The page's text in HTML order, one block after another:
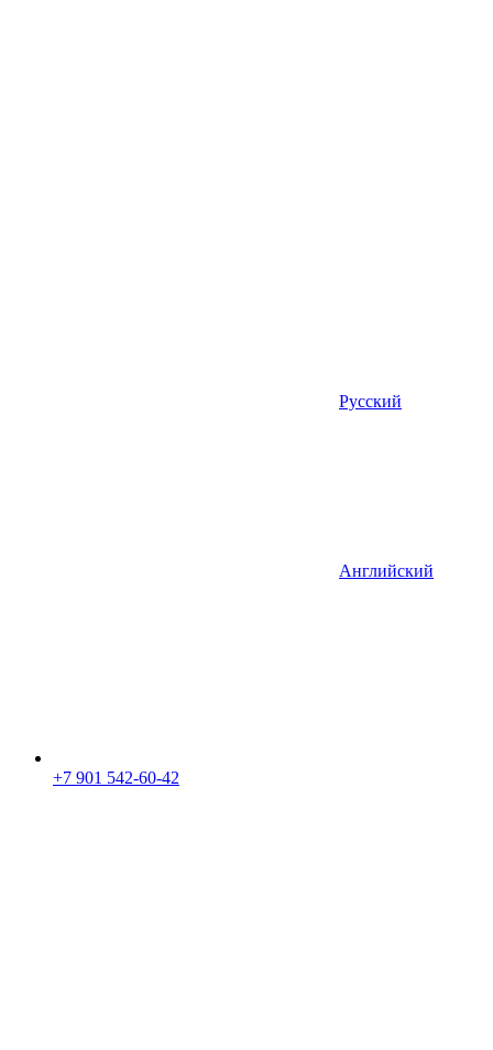
Русский
Английский
+7 901 542-60-42